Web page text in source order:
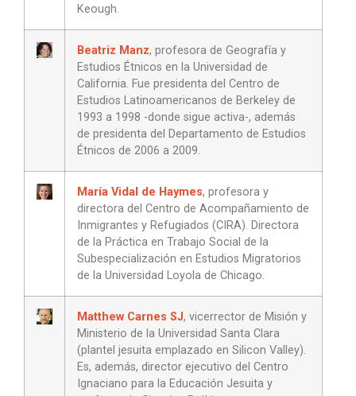
Keough.
Beatriz Manz, profesora de Geografía y
Estudios Étnicos en la Universidad de
California. Fue presidenta del Centro de
Estudios Latinoamericanos de Berkeley de
1993 a 1998 -donde sigue activa-, además
de presidenta del Departamento de Estudios
Étnicos de 2006 a 2009.
María Vidal de Haymes, profesora y
directora del Centro de Acompañamiento de
Inmigrantes y Refugiados (CIRA). Directora
de la Práctica en Trabajo Social de la
Subespecialización en Estudios Migratorios
de la Universidad Loyola de Chicago.
Matthew Carnes SJ, vicerrector de Misión y
Ministerio de la Universidad Santa Clara
(plantel jesuita emplazado en Silicon Valley).
Es, además, director ejecutivo del Centro
Ignaciano para la Educación Jesuita y